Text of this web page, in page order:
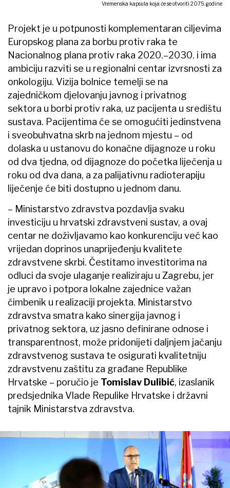
Vremenska kapsula koja će se otvoriti 2075. godine
Projekt je u potpunosti komplementaran ciljevima
Europskog plana za borbu protiv raka te
Nacionalnog plana protiv raka 2020.–2030. i ima
ambiciju razviti se u regionalni centar izvrsnosti za
onkologiju. Vizija bolnice temelji se na
zajedničkom djelovanju javnog i privatnog
sektora u borbi protiv raka, uz pacijenta u središtu
sustava. Pacijentima će se omogućiti jedinstvena
i sveobuhvatna skrb na jednom mjestu – od
dolaska u ustanovu do konačne dijagnoze u roku
od dva tjedna, od dijagnoze do početka liječenja u
roku od dva dana, a za palijativnu radioterapiju
liječenje će biti dostupno u jednom danu.
– Ministarstvo zdravstva pozdavlja svaku
investiciju u hrvatski zdravstveni sustav, a ovaj
centar ne doživljavamo kao konkurenciju već kao
vrijedan doprinos unaprijeđenju kvalitete
zdravstvene skrbi. Čestitamo investitorima na
odluci da svoje ulaganje realiziraju u Zagrebu, jer
je upravo i potpora lokalne zajednice važan
čimbenik u realizaciji projekta. Ministarstvo
zdravstva smatra kako sinergija javnog i
privatnog sektora, uz jasno definirane odnose i
transparentnost, može pridonijeti daljnjem jačanju
zdravstvenog sustava te osigurati kvalitetniju
zdravstvenu zaštitu za građane Republike
Hrvatske – poručio je Tomislav Dulibić, izaslanik
predsjednika Vlade Repulike Hrvatske i državni
tajnik Ministarstva zdravstva.